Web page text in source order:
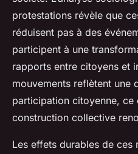
protestations révèle que
réduisent pas à des
participent à une
rapports entre citoyens et
mouvements reflètent une
participation citoyenne, ce
construction collective
Les effets durables de ces